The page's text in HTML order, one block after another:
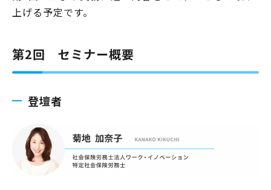
上げる予定です。
第2回 セミナー概要
登壇者